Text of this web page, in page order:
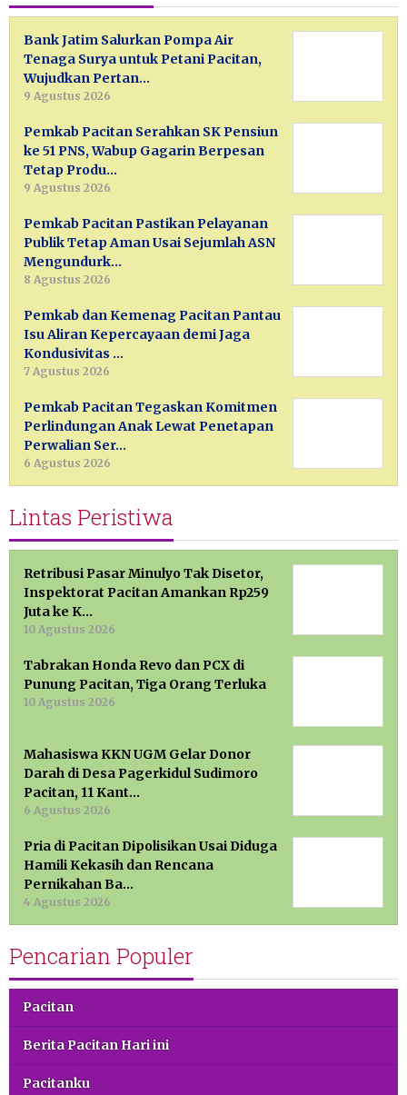
Bank Jatim Salurkan Pompa Air
Tenaga Surya untuk Petani Pacitan,
Wujudkan Pertan…
9 Agustus 2026
Pemkab Pacitan Serahkan SK Pensiun
ke 51 PNS, Wabup Gagarin Berpesan
Tetap Produ…
9 Agustus 2026
Pemkab Pacitan Pastikan Pelayanan
Publik Tetap Aman Usai Sejumlah ASN
Mengundurk…
8 Agustus 2026
Pemkab dan Kemenag Pacitan Pantau
Isu Aliran Kepercayaan demi Jaga
Kondusivitas …
7 Agustus 2026
Pemkab Pacitan Tegaskan Komitmen
Perlindungan Anak Lewat Penetapan
Perwalian Ser…
6 Agustus 2026
Lintas Peristiwa
Retribusi Pasar Minulyo Tak Disetor,
Inspektorat Pacitan Amankan Rp259
Juta ke K…
10 Agustus 2026
Tabrakan Honda Revo dan PCX di
Punung Pacitan, Tiga Orang Terluka
10 Agustus 2026
Mahasiswa KKN UGM Gelar Donor
Darah di Desa Pagerkidul Sudimoro
Pacitan, 11 Kant…
6 Agustus 2026
Pria di Pacitan Dipolisikan Usai Diduga
Hamili Kekasih dan Rencana
Pernikahan Ba…
4 Agustus 2026
Pencarian Populer
Pacitan
Berita Pacitan Hari ini
Pacitanku